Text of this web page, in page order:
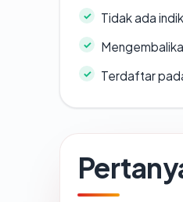
Tidak ada
Terdaftar